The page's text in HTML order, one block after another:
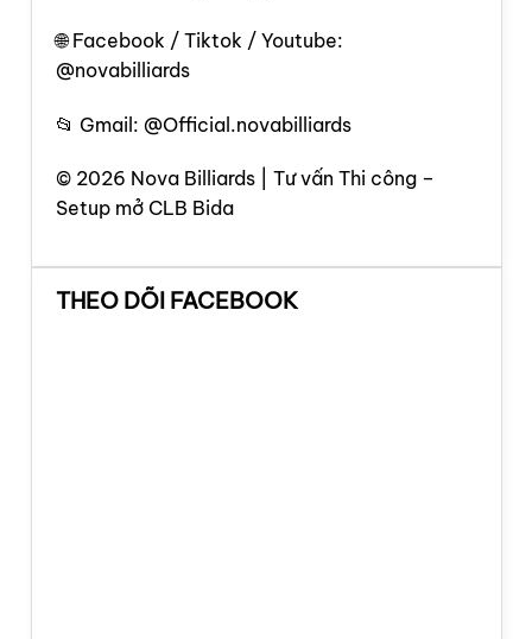
🌐 Facebook / Tiktok / Youtube:
@novabilliards
📂 Gmail: @Official.novabilliards
© 2026 Nova Billiards | Tư vấn Thi công –
Setup mở CLB Bida
THEO DÕI FACEBOOK